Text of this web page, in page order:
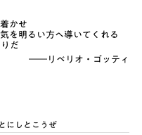
かせ
を明るい方へ導いてくれる
だ
――リベリオ・ゴッティ
にしとこうぜ